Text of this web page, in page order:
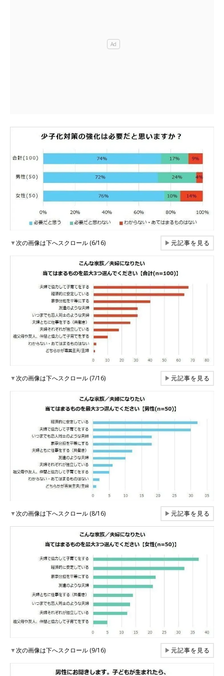
▼次の画像は下へスクロール (6/16) ▶元記事を見る
▼次の画像は下へスクロール (7/16) ▶元記事を見る
▼次の画像は下へスクロール (8/16) ▶元記事を見る
▼次の画像は下へスクロール (9/16) ▶元記事を見る